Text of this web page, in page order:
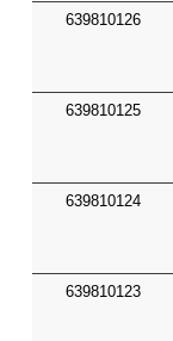
639810126
639810125
639810124
639810123